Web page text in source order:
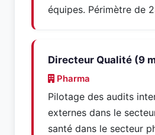
équipes. Périmètre de
Directeur Qualité (9
Pharma
Pilotage des audits
externes dans le
santé dans le secteur